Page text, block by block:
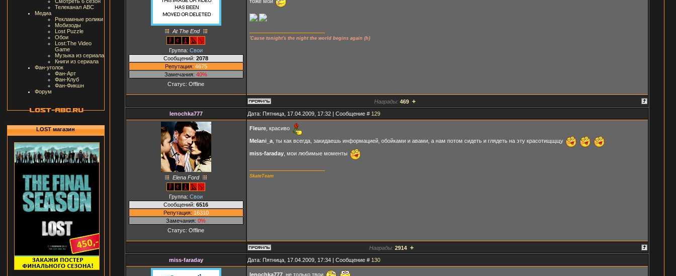
Телеканал ABC
Медиа
Рекламные ролики
Мобизоды
Lost Puzzle
Обои
Lost:The Video
Game
Музыка из сериала
Книги из сериала
Фан-уголок
Фан-Арт
Фан-Клуб
Фан-Фикшн
Форум
LOST магазин
At The End
Группа: Свои
Сообщений: 2078
Репутация: 4675
Замечания: 40%
Статус: Offline
'Cause tonight's the night the world begins again (h)
Награды: 469 +
lenochka777 Дата: Пятница, 17.04.2009, 17:32 | Сообщение # 129
Elena Ford
Группа: Свои
Сообщений: 6516
Репутация: 16310
Замечания: 0%
Статус: Offline
Fleure, красиво
Melani_a, ты как всегда, закидаешь информацией, обойками и авами, а нам потом сидеть и глядеть на эту красотищщщу
miss-faraday, мои любимые моменты
SkateTeam
Награды: 2914 +
miss-faraday Дата: Пятница, 17.04.2009, 17:34 | Сообщение # 130
lenochka777, не только твои